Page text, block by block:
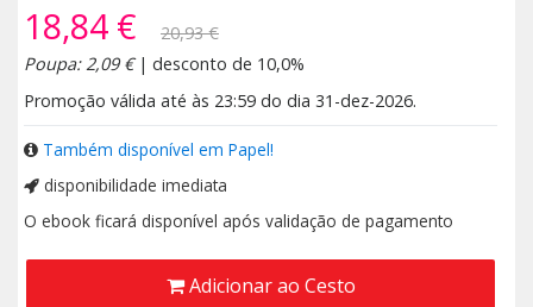
18,84 €
20,93 €
Poupa: 2,09 €| desconto de 10,0%
Promoção válida até às 23:59 do dia 31-dez-2026.
Também disponível em Papel!
disponibilidade imediata
O ebook ficará disponível após validação de pagamento
Adicionar ao Cesto